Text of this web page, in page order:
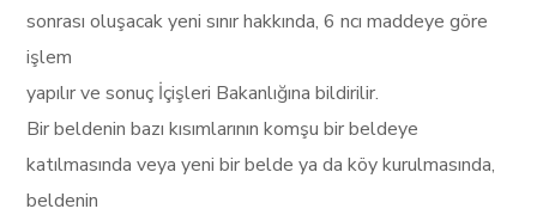
sonrası oluşacak yeni sınır hakkında, 6 ncı maddeye göre
işlem
yapılır ve sonuç İçişleri Bakanlığına bildirilir.
Bir beldenin bazı kısımlarının komşu bir beldeye
katılmasında veya yeni bir belde ya da köy kurulmasında,
beldenin